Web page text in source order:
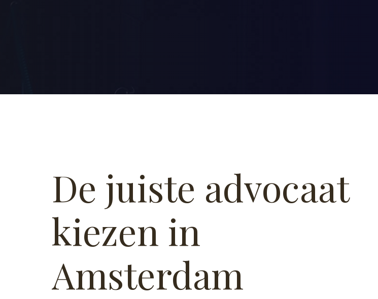
De juiste advocaat
kiezen in
Amsterdam